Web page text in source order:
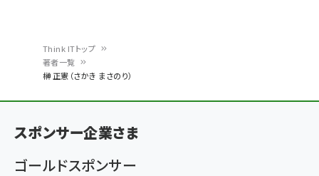
ン
く
ず
Think ITトップ
著者一覧
榊 正憲（さかき まさのり）
スポンサー企業さま
ゴールドスポンサー